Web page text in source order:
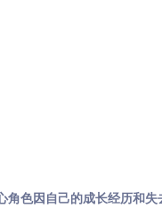
角色因自己的成长经历和